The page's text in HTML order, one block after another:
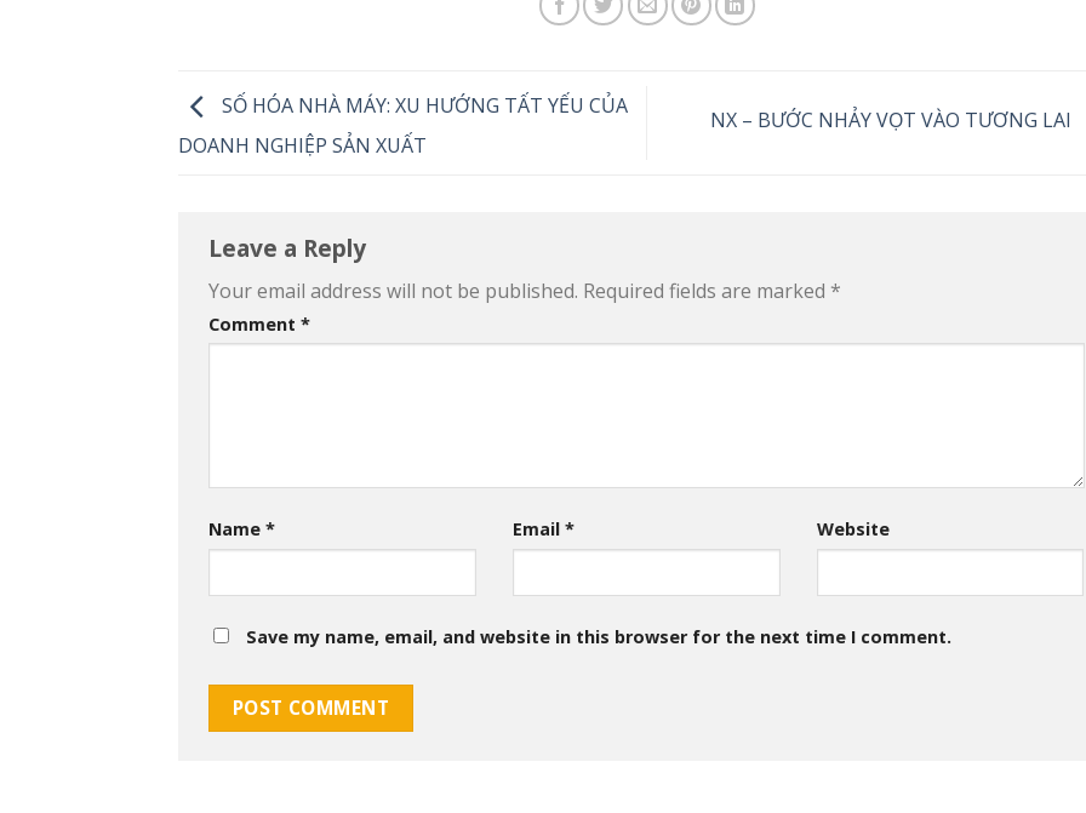
SỐ HÓA NHÀ MÁY: XU HƯỚNG TẤT YẾU CỦA
DOANH NGHIỆP SẢN XUẤT
NX – BƯỚC NHẢY VỌT VÀO TƯƠNG LAI
Leave a Reply
Your email address will not be published. Required fields are marked *
Comment *
Name * Email * Website
Save my name, email, and website in this browser for the next time I comment.